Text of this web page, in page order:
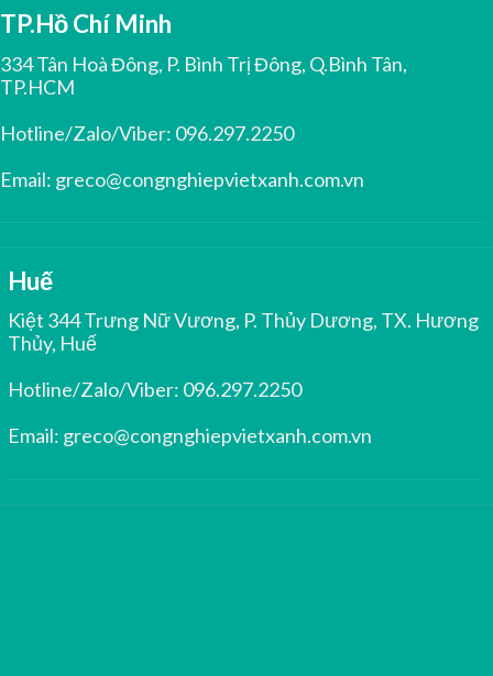
TP.Hồ Chí Minh
334 Tân Hoà Đông, P. Bình Trị Đông, Q.Bình Tân,
TP.HCM
Hotline/Zalo/Viber: 096.297.2250
Email: greco@congnghiepvietxanh.com.vn
Huế
Kiệt 344 Trưng Nữ Vương, P. Thủy Dương, TX. Hương
Thủy, Huế
Hotline/Zalo/Viber: 096.297.2250
Email: greco@congnghiepvietxanh.com.vn